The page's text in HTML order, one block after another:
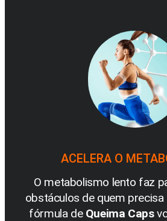
ACELERA O
O metabolismo lento faz
obstáculos de quem
fórmula de Queima Caps